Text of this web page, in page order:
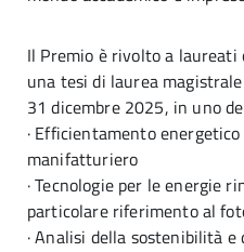
Il Premio è rivolto a laureati
una tesi di laurea
31 dicembre 2025, in uno
· Efficientamento
manifatturiero
· Tecnologie per le energie
particolare riferimento al
· Analisi della sostenibilità e